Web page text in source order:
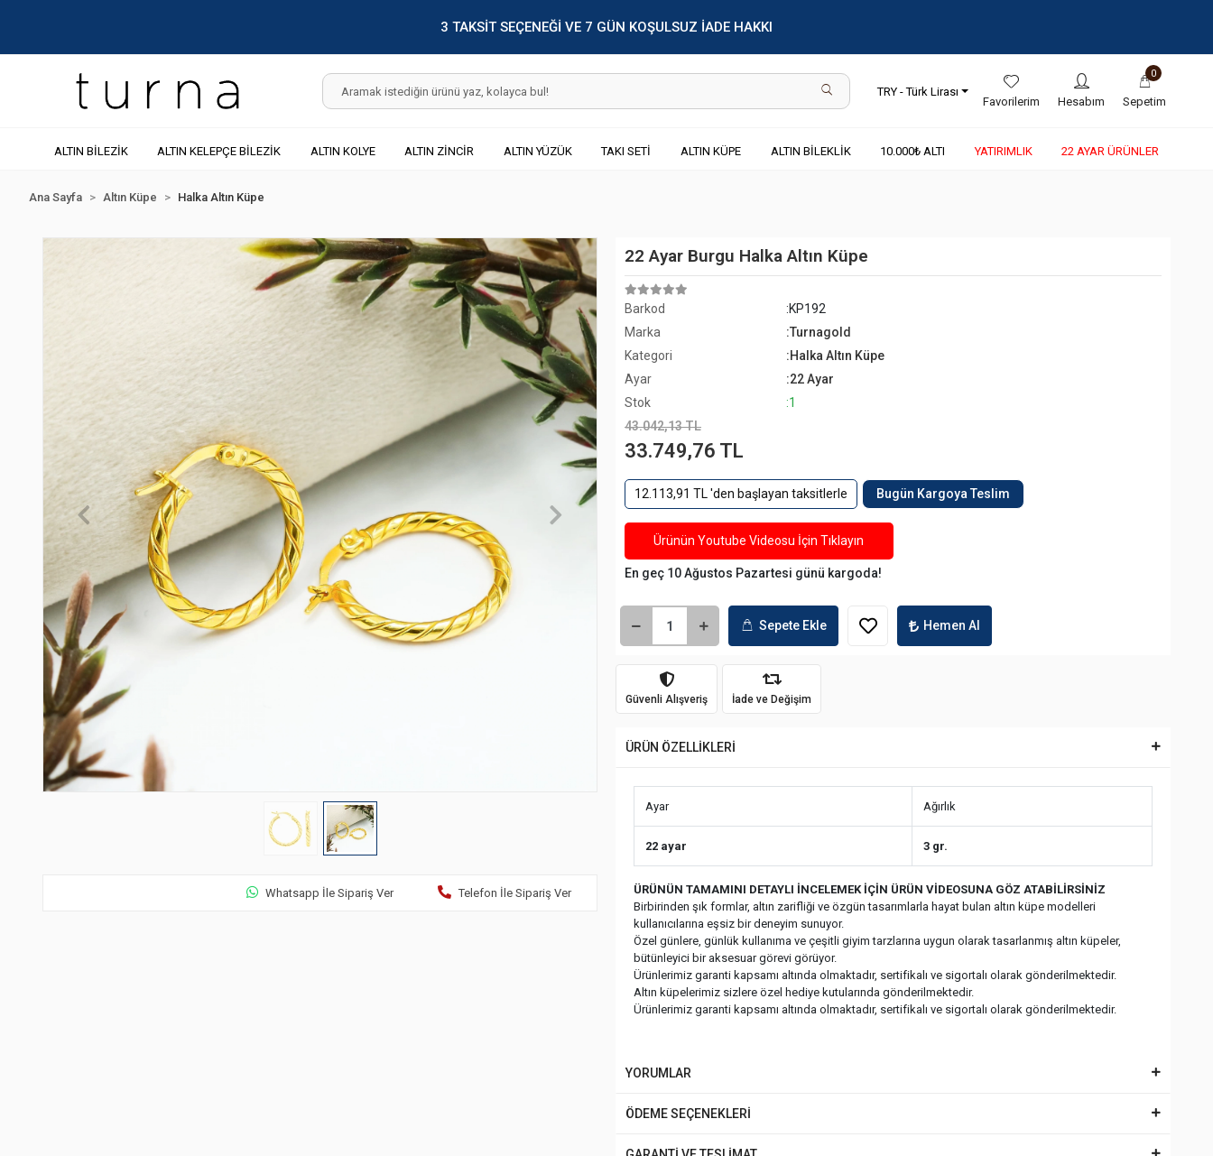
3 TAKSİT SEÇENEĞİ VE 7 GÜN KOŞULSUZ İADE HAKKI
TRY - Türk Lirası
Favorilerim Hesabım
0
Sepetim
ALTIN BİLEZİK ALTIN KELEPÇE BİLEZİK ALTIN KOLYE ALTIN ZİNCİR ALTIN YÜZÜK TAKI SETİ ALTIN KÜPE ALTIN BİLEKLİK 10.000₺ ALTI YATIRIMLIK 22 AYAR ÜRÜNLER
Ana Sayfa Altın Küpe Halka Altın Küpe
Whatsapp İle Sipariş Ver Telefon İle Sipariş Ver
22 Ayar Burgu Halka Altın Küpe
Barkod
:KP192
Marka
:Turnagold
Kategori
:Halka Altın Küpe
Ayar
:22 Ayar
Stok
:1
43.042,13 TL
33.749,76 TL
12.113,91 TL 'den başlayan taksitlerle Bugün Kargoya Teslim
Ürünün Youtube Videosu İçin Tıklayın
En geç 10 Ağustos Pazartesi günü kargoda!
Sepete Ekle Hemen Al
Güvenli Alışveriş İade ve Değişim
ÜRÜN ÖZELLİKLERİ
Ayar Ağırlık
22 ayar 3 gr.
ÜRÜNÜN TAMAMINI DETAYLI İNCELEMEK İÇİN ÜRÜN VİDEOSUNA GÖZ ATABİLİRSİNİZ
Birbirinden şık formlar, altın zarifliği ve özgün tasarımlarla hayat bulan altın küpe modelleri
kullanıcılarına eşsiz bir deneyim sunuyor.
Özel günlere, günlük kullanıma ve çeşitli giyim tarzlarına uygun olarak tasarlanmış altın küpeler,
bütünleyici bir aksesuar görevi görüyor.
Ürünlerimiz garanti kapsamı altında olmaktadır, sertifikalı ve sigortalı olarak gönderilmektedir.
Altın küpelerimiz sizlere özel hediye kutularında gönderilmektedir.
Ürünlerimiz garanti kapsamı altında olmaktadır, sertifikalı ve sigortalı olarak gönderilmektedir.
YORUMLAR
ÖDEME SEÇENEKLERİ